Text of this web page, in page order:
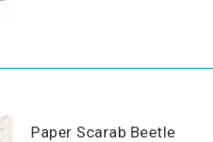
Paper Scarab Beetle